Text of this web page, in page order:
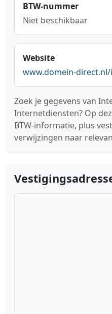
BTW-nummer
Niet beschikbaar
Website
www.domein-
Zoek je gegevens van
Internetdiensten? Op
BTW-informatie, plus
verwijzingen naar